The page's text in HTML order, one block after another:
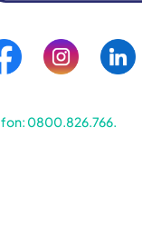
0800.826.766.